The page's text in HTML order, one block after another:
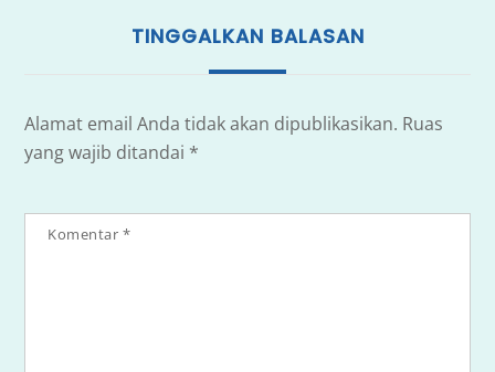
TINGGALKAN BALASAN
Alamat email Anda tidak akan dipublikasikan. Ruas
yang wajib ditandai *
Komentar*